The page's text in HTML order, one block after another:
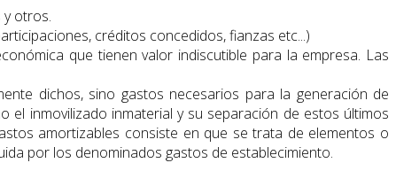
otros.
créditos concedidos, fianzas etc...)
que tienen valor indiscutible para la empresa. Las
dichos, sino gastos necesarios para la generación de
el inmovilizado inmaterial y su separación de estos últimos
amortizables consiste en que se trata de elementos o
por los denominados gastos de establecimiento.